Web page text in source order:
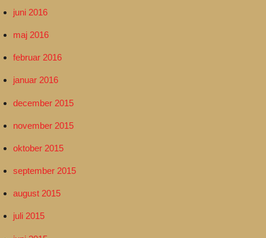
juni 2016
maj 2016
februar 2016
januar 2016
december 2015
november 2015
oktober 2015
september 2015
august 2015
juli 2015